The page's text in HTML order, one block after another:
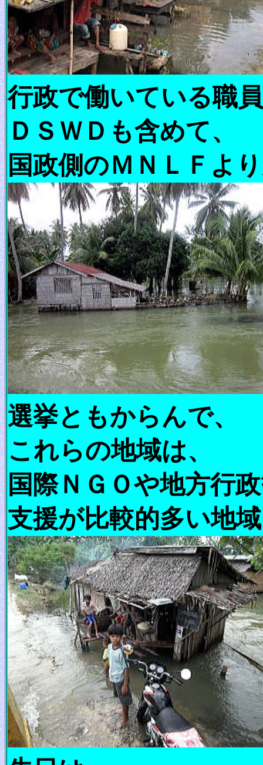
行政で働いている職
ＤＳＷＤも含めて、
国政側のＭＮＬＦよ
選挙ともからんで、
これらの地域は、
国際ＮＧＯや地方行
支援が比較的多い地